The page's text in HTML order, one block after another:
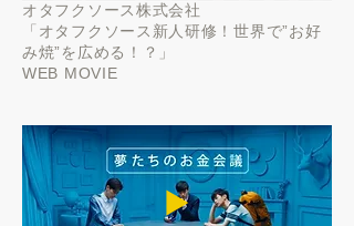
オタフクソース株式会社
「オタフクソース新人研修！世界で”お好
み焼”を広める！？」
WEB MOVIE
▶️